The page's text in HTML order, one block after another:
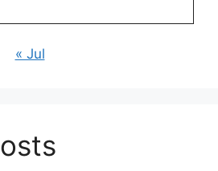
« Jul